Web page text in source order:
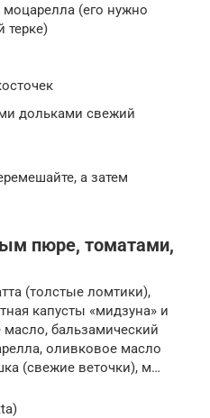
моцарелла (его нужно
терке)
дольками свежий
а затем
пюре, томатами,
(толстые ломтики),
капусты «мидзуна» и
масло, бальзамический
оливковое масло
(свежие веточки), м…